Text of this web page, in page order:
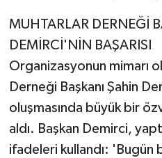
MUHTARLAR DERNEĞİ
DEMİRCİ'NİN BAŞARISI
Organizasyonun mimarı
Derneği Başkanı Şahin
oluşmasında büyük bir
aldı. Başkan Demirci,
ifadeleri kullandı: 'Bugün